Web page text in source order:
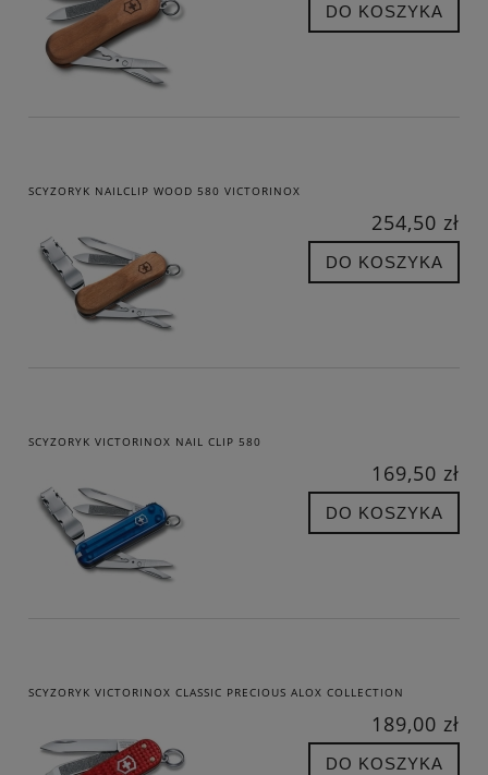
DO KOSZYKA
SCYZORYK NAILCLIP WOOD 580 VICTORINOX
254,50 zł
DO KOSZYKA
SCYZORYK VICTORINOX NAIL CLIP 580
169,50 zł
DO KOSZYKA
SCYZORYK VICTORINOX CLASSIC PRECIOUS ALOX COLLECTION
189,00 zł
DO KOSZYKA